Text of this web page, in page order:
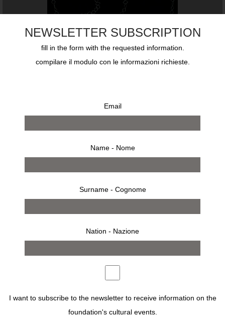
SMILE NECKLACE
NEWSLETTER SUBSCRIPTION
fill in the form with the requested information.
compilare il modulo con le informazioni richieste.
Email
Name - Nome
Surname - Cognome
Nation - Nazione
I want to subscribe to the newsletter to receive information on the
foundation's cultural events.